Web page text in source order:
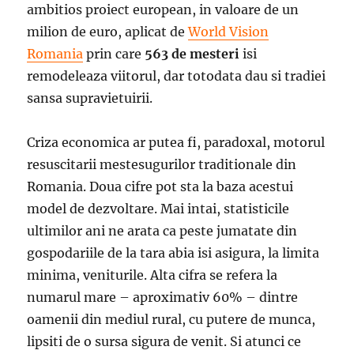
ambitios proiect european, in valoare de un
milion de euro, aplicat deWorld Vision
Romania prin care 563 de mesteri isi
remodeleaza viitorul, dar totodata dau si tradiei
sansa supravietuirii.
Criza economica ar putea fi, paradoxal, motorul
resuscitarii mestesugurilor traditionale din
Romania. Doua cifre pot sta la baza acestui
model de dezvoltare. Mai intai, statisticile
ultimilor ani ne arata ca peste jumatate din
gospodariile de la tara abia isi asigura, la limita
minima, veniturile. Alta cifra se refera la
numarul mare – aproximativ 60% – dintre
oamenii din mediul rural, cu putere de munca,
lipsiti de o sursa sigura de venit. Si atunci ce